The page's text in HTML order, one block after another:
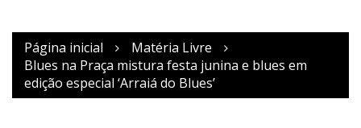
Página inicial
Matéria Livre
Blues na Praça mistura festa junina e blues em
edição especial ‘Arraiá do Blues’